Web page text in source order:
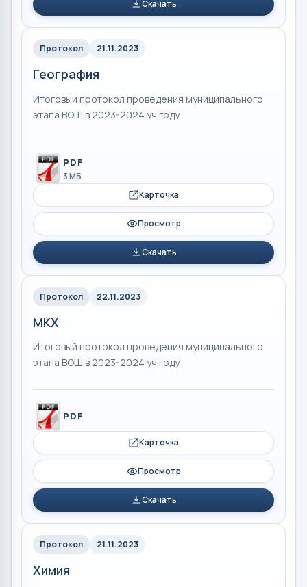
Скачать
Протокол 21.11.2023
География
Итоговый протокол проведения муниципального
этапа ВОШ в 2023-2024 уч.году
PDF
3 МБ
Карточка
Просмотр
Скачать
Протокол 22.11.2023
МКХ
Итоговый протокол проведения муниципального
этапа ВОШ в 2023-2024 уч.году
PDF
Карточка
Просмотр
Скачать
Протокол 21.11.2023
Химия